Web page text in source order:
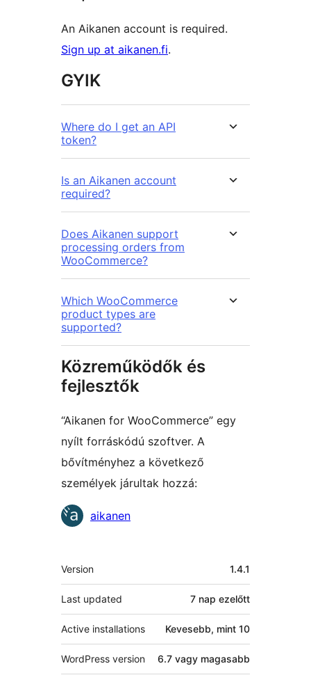
An Aikanen account is required.
Sign up at aikanen.fi.
GYIK
Where do I get an API
token?
Is an Aikanen account
required?
Does Aikanen support
processing orders from
WooCommerce?
Which WooCommerce
product types are
supported?
Közreműködők és
fejlesztők
“Aikanen for WooCommerce” egy
nyílt forráskódú szoftver. A
bővítményhez a következő
személyek járultak hozzá:
Közreműködők
aikanen
Meta
Version 1.4.1
Last updated 7 nap ezelőtt
Active installations Kevesebb, mint 10
WordPress version 6.7 vagy magasabb